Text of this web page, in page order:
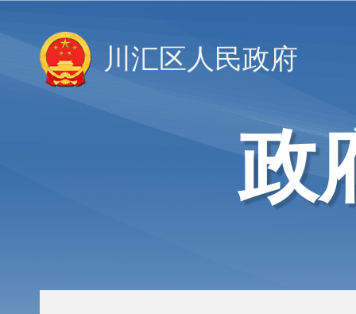
川汇区人民政府
政